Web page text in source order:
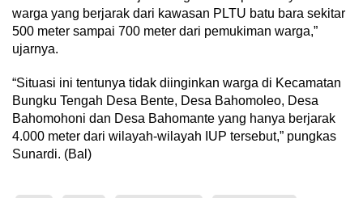
warga yang berjarak dari kawasan PLTU batu bara sekitar
500 meter sampai 700 meter dari pemukiman warga,”
ujarnya.
“Situasi ini tentunya tidak diinginkan warga di Kecamatan
Bungku Tengah Desa Bente, Desa Bahomoleo, Desa
Bahomohoni dan Desa Bahomante yang hanya berjarak
4.000 meter dari wilayah-wilayah IUP tersebut,” pungkas
Sunardi. (Bal)